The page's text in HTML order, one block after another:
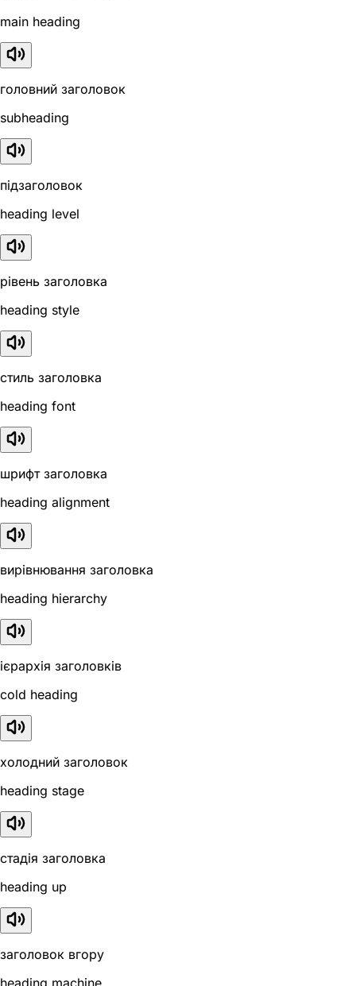
main heading
головний заголовок
subheading
підзаголовок
heading level
рівень заголовка
heading style
стиль заголовка
heading font
шрифт заголовка
heading alignment
вирівнювання заголовка
heading hierarchy
ієрархія заголовків
cold heading
холодний заголовок
heading stage
стадія заголовка
heading up
заголовок вгору
heading machine